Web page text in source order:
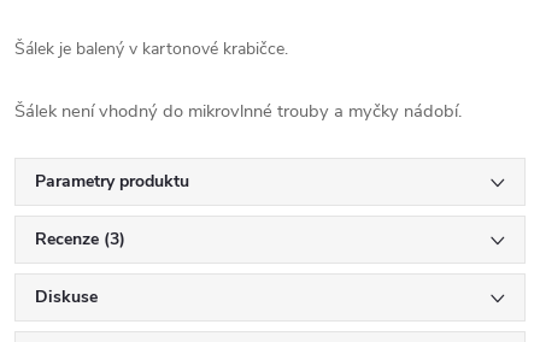
Šálek je balený v kartonové krabičce.
Šálek není vhodný do mikrovlnné trouby a myčky nádobí.
Parametry produktu
Recenze (3)
Diskuse